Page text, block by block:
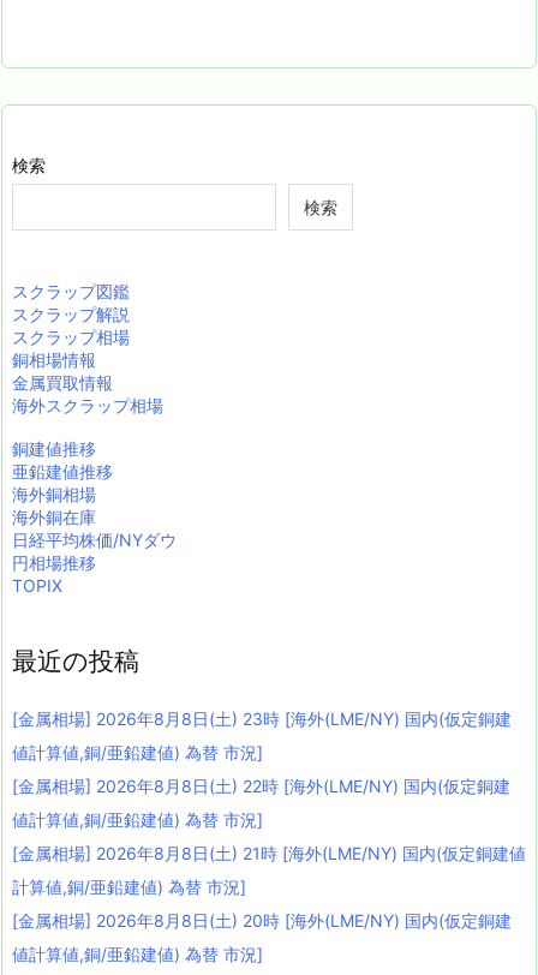
検索
検索
スクラップ図鑑
スクラップ解説
スクラップ相場
銅相場情報
金属買取情報
海外スクラップ相場
銅建値推移
亜鉛建値推移
海外銅相場
海外銅在庫
日経平均株価/NYダウ
円相場推移
TOPIX
最近の投稿
[金属相場] 2026年8月8日(土) 23時 [海外(LME/NY) 国内(仮定銅建
値計算値,銅/亜鉛建値) 為替 市況]
[金属相場] 2026年8月8日(土) 22時 [海外(LME/NY) 国内(仮定銅建
値計算値,銅/亜鉛建値) 為替 市況]
[金属相場] 2026年8月8日(土) 21時 [海外(LME/NY) 国内(仮定銅建値
計算値,銅/亜鉛建値) 為替 市況]
[金属相場] 2026年8月8日(土) 20時 [海外(LME/NY) 国内(仮定銅建
値計算値,銅/亜鉛建値) 為替 市況]